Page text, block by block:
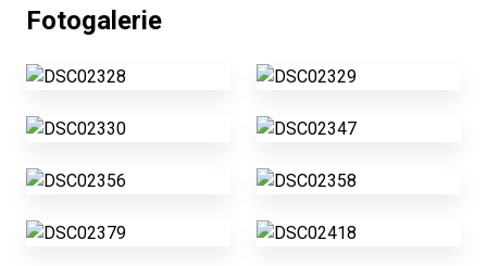
Fotogalerie